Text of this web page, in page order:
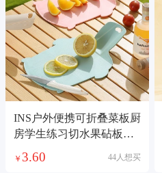
INS户外便携可折叠菜板厨
房学生练习切水果砧板旅
行野餐切菜案板
￥ 3.60 44人想买